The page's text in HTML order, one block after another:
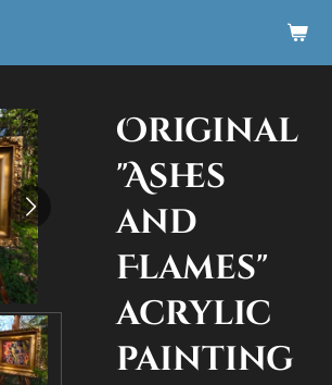
Original
"Ashes
and
Flames"
acrylic
painting